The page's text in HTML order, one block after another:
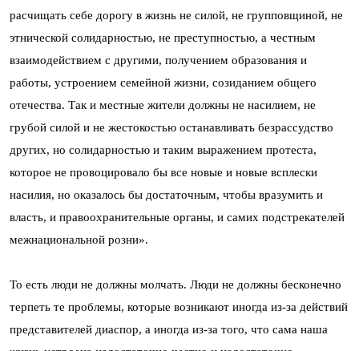
расчищать себе дорогу в жизнь не силой, не групповщиной, не
этнической солидарностью, не преступностью, а честным
взаимодействием с другими, получением образования и
работы, устроением семейной жизни, созиданием общего
отечества. Так и местные жители должны не насилием, не
грубой силой и не жестокостью останавливать безрассудство
других, но солидарностью и таким выражением протеста,
которое не провоцировало бы все новые и новые всплески
насилия, но оказалось бы достаточным, чтобы вразумить и
власть, и правоохранительные органы, и самих подстрекателей
межнациональной розни».
То есть люди не должны молчать. Люди не должны бесконечно
терпеть те проблемы, которые возникают иногда из-за действий
представителей диаспор, а иногда из-за того, что сама наша